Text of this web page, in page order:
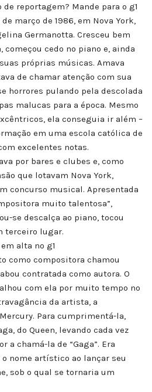
reportagem? Mande para o g1
março de 1986, em Nova York,
Germanotta. Cresceu bem
cedo no piano e, ainda
próprias músicas. Amava
de chamar atenção com sua
horrores pulando pela descolada
malucas para a época. Mesmo
ela conseguia ir além –
em uma escola católica de
excelentes notas.
por bares e clubes e, como
que lotavam Nova York,
concurso musical. Apresentada
muito talentosa”,
se descalça ao piano, tocou
terceiro lugar.
alta no g1
como compositora chamou
contratada como autora. O
com ela por muito tempo no
da artista, a
Para cumprimentá-la,
do Queen, levando cada vez
a chamá-la de “Gaga”. Era
nome artístico ao lançar seu
sob o qual se tornaria um